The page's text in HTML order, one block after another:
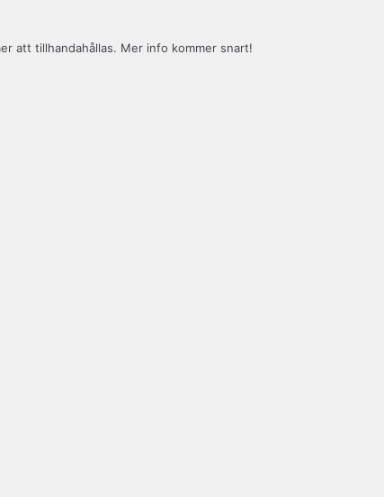
att tillhandahållas. Mer info kommer snart!